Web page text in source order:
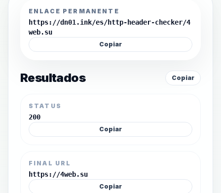
ENLACE PERMANENTE
https://dn01.ink/es/http-header-checker/4
web.su
Copiar
Resultados Copiar
STATUS
200
Copiar
FINAL URL
https://4web.su
Copiar